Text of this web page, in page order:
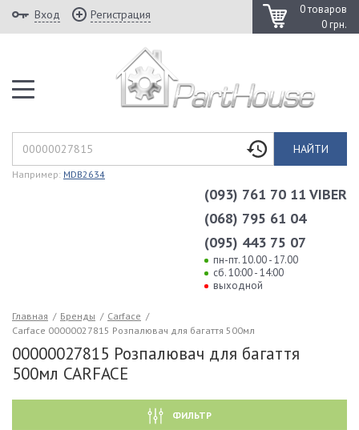
0 товаров
0 грн.
Вход Регистрация
НАЙТИ
Например: MDB2634
(093) 761 70 11 VIBER
(068) 795 61 04
(095) 443 75 07
пн-пт. 10.00 - 17.00
сб. 10:00 - 14:00
выходной
Главная / Бренды / Carface /
Carface 00000027815 Розпалювач для багаття 500мл
00000027815 Розпалювач для багаття
500мл CARFACE
ФИЛЬТР